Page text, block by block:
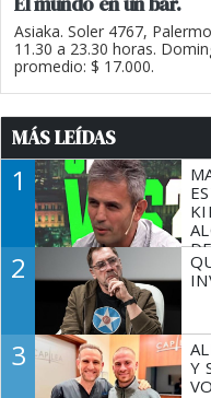
Asiaka. Soler 4767,
11.30 a 23.30 horas.
promedio: $ 17.000.
MÁS LEÍDAS
1
2
3
Y